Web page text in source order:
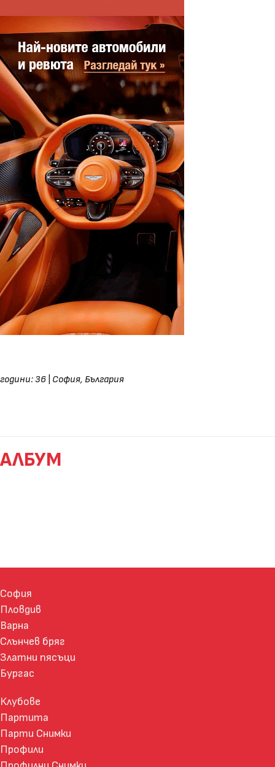
години: 36 София, България
АЛБУМ
София
Пловдив
Варна
Слънчев бряг
Златни пясъци
Бургас
Клубове
Партита
Парти Снимки
Профили